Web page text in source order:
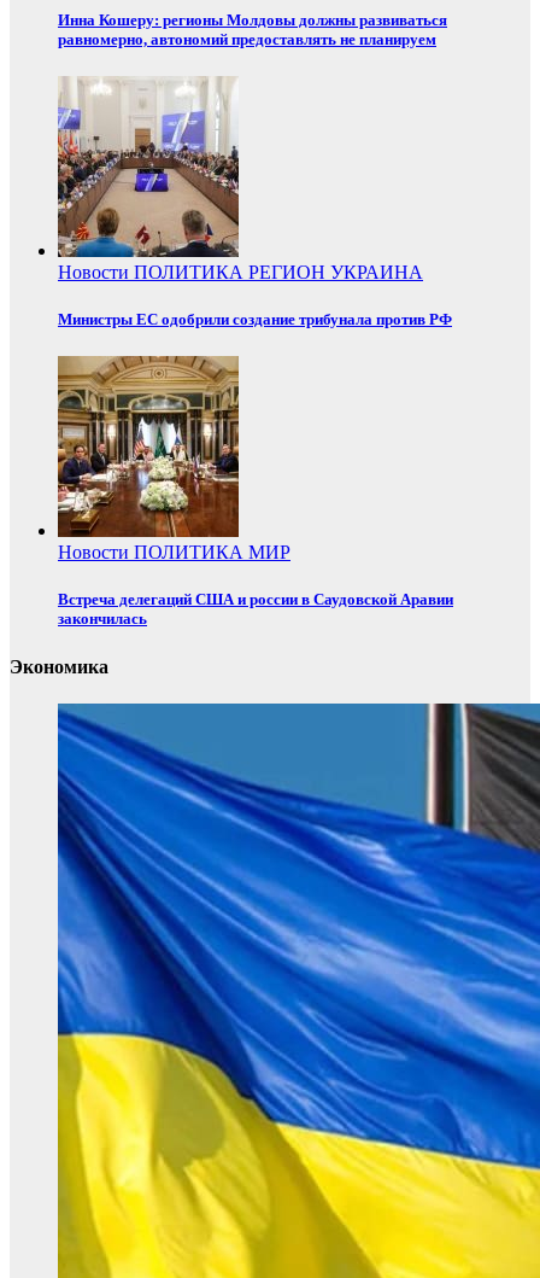
Инна Кошеру: регионы Молдовы должны развиваться
равномерно, автономий предоставлять не планируем
Новости ПОЛИТИКА РЕГИОН УКРАИНА
Министры ЕС одобрили создание трибунала против РФ
Новости ПОЛИТИКА МИР
Встреча делегаций США и россии в Саудовской Аравии
закончилась
Экономика